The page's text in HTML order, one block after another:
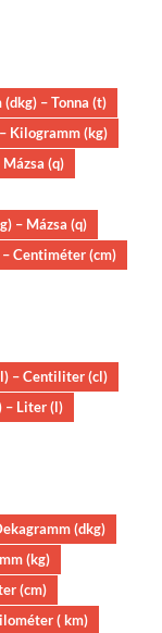
– Tonna (t)
Kilogramm (kg)
(q)
– Mázsa (q)
Centiméter (cm)
– Centiliter (cl)
Liter (l)
(dkg)
(kg)
(cm)
( km)